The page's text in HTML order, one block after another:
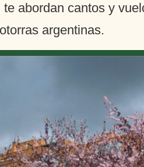
abordan cantos y
argentinas.